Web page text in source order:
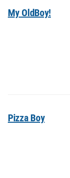
My OldBoy!
Pizza Boy